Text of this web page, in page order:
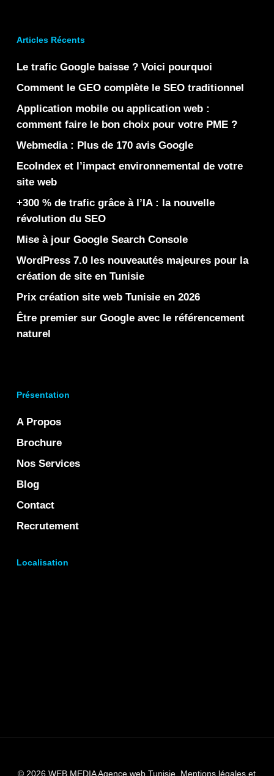
Articles Récents
Le trafic Google baisse ? Voici pourquoi
Comment le GEO complète le SEO traditionnel
Application mobile ou application web :
comment faire le bon choix pour votre PME ?
Webmedia : Plus de 170 avis Google
EcoIndex et l’impact environnemental de votre
site web
+300 % de trafic grâce à l’IA : la nouvelle
révolution du SEO
Mise à jour Google Search Console
WordPress 7.0 les nouveautés majeures pour la
création de site en Tunisie
Prix création site web Tunisie en 2026
Être premier sur Google avec le référencement
naturel
Présentation
A Propos
Brochure
Nos Services
Blog
Contact
Recrutement
Localisation
© 2026 WEB MEDIA Agence web Tunisie. Mentions légales et